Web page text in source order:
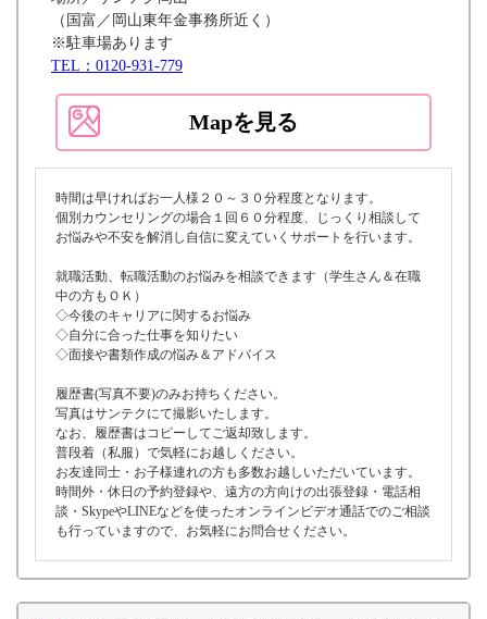
（国富／岡山東年金事務所近く）
※駐車場あります
TEL：0120-931-779
Mapを見る
時間は早ければお一人様２０～３０分程度となります。
個別カウンセリングの場合１回６０分程度、じっくり相談して
お悩みや不安を解消し自信に変えていくサポートを行います。
就職活動、転職活動のお悩みを相談できます（学生さん＆在職
中の方もＯＫ）
◇今後のキャリアに関するお悩み
◇自分に合った仕事を知りたい
◇面接や書類作成の悩み＆アドバイス
履歴書(写真不要)のみお持ちください。
写真はサンテクにて撮影いたします。
なお、履歴書はコピーしてご返却致します。
普段着（私服）で気軽にお越しください。
お友達同士・お子様連れの方も多数お越しいただいています。
時間外・休日の予約登録や、遠方の方向けの出張登録・電話相
談・SkypeやLINEなどを使ったオンラインビデオ通話でのご相談
も行っていますので、お気軽にお問合せください。